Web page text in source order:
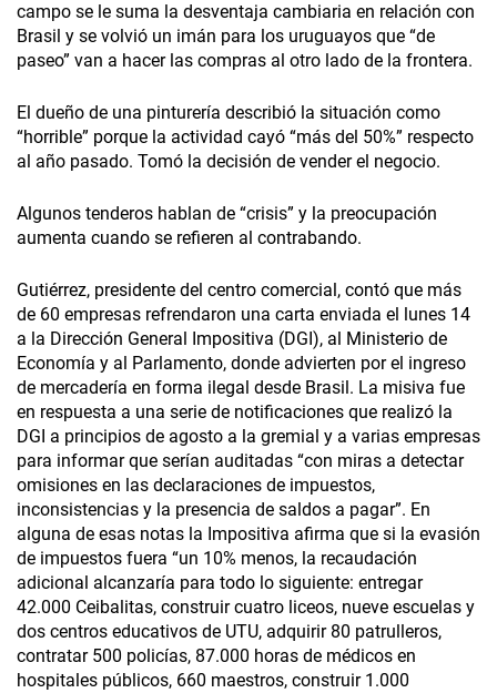
campo se le suma la desventaja cambiaria en relación con
Brasil y se volvió un imán para los uruguayos que “de
paseo” van a hacer las compras al otro lado de la frontera.
El dueño de una pinturería describió la situación como
“horrible” porque la actividad cayó “más del 50%” respecto
al año pasado. Tomó la decisión de vender el negocio.
Algunos tenderos hablan de “crisis” y la preocupación
aumenta cuando se refieren al contrabando.
Gutiérrez, presidente del centro comercial, contó que más
de 60 empresas refrendaron una carta enviada el lunes 14
a la Dirección General Impositiva (DGI), al Ministerio de
Economía y al Parlamento, donde advierten por el ingreso
de mercadería en forma ilegal desde Brasil. La misiva fue
en respuesta a una serie de notificaciones que realizó la
DGI a principios de agosto a la gremial y a varias empresas
para informar que serían auditadas “con miras a detectar
omisiones en las declaraciones de impuestos,
inconsistencias y la presencia de saldos a pagar”. En
alguna de esas notas la Impositiva afirma que si la evasión
de impuestos fuera “un 10% menos, la recaudación
adicional alcanzaría para todo lo siguiente: entregar
42.000 Ceibalitas, construir cuatro liceos, nueve escuelas y
dos centros educativos de UTU, adquirir 80 patrulleros,
contratar 500 policías, 87.000 horas de médicos en
hospitales públicos, 660 maestros, construir 1.000